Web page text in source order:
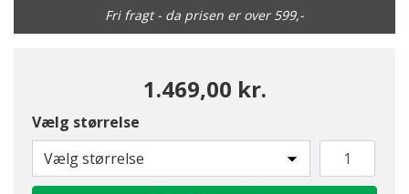
Fri fragt - da prisen er over 599,-
1.469,00 kr.
Vælg størrelse
Vælg størrelse